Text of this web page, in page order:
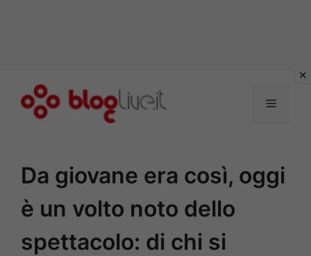
Menu
Da giovane era così, oggi
è un volto noto dello
spettacolo: di chi si